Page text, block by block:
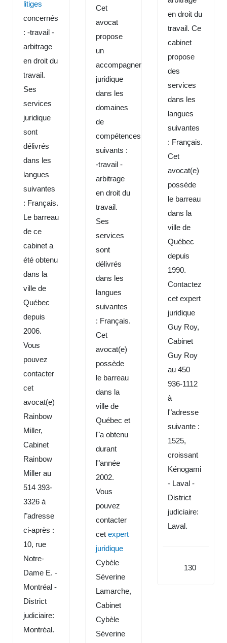
litiges
concernés
: -travail -
arbitrage
en droit du
travail.
Ses
services
juridique
sont
délivrés
dans les
langues
suivantes
: Français.
Le barreau
de ce
cabinet a
été obtenu
dans la
ville de
Québec
depuis
2006.
Vous
pouvez
contacter
cet
avocat(e)
Rainbow
Miller,
Cabinet
Rainbow
Miller au
514 393-
3326 à
l"adresse
ci-après :
10, rue
Notre-
Dame E. -
Montréal -
District
judiciaire:
Montréal.
Cet
avocat
propose
un
accompagnement
juridique
dans les
domaines
de
compétences
suivants :
-travail -
arbitrage
en droit du
travail.
Ses
services
sont
délivrés
dans les
langues
suivantes
: Français.
Cet
avocat(e)
possède
le barreau
dans la
ville de
Québec et
l"a obtenu
durant
l"année
2002.
Vous
pouvez
contacter
cet expert
juridique
Cybèle
Séverine
Lamarche,
Cabinet
Cybèle
Séverine
en droit du
travail. Ce
cabinet
propose
des
services
dans les
langues
suivantes
: Français.
Cet
avocat(e)
possède
le barreau
dans la
ville de
Québec
depuis
1990.
Contactez
cet expert
juridique
Guy Roy,
Cabinet
Guy Roy
au 450
936-1112
à
l"adresse
suivante :
1525,
croissant
Kénogami
- Laval -
District
judiciaire:
Laval.
130